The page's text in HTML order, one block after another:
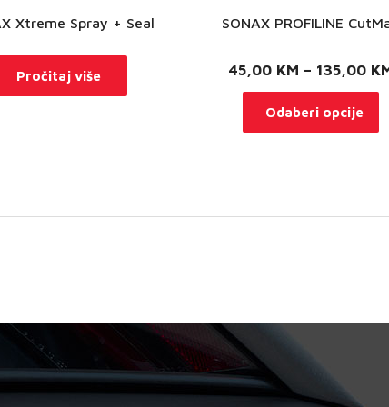
Xtreme Spray + Seal
Pročitaj više
SONAX PROFILINE
45,00 KM – 135,00
Odaberi opcije